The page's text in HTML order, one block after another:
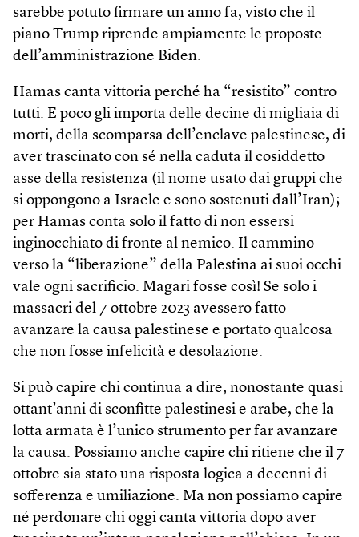
sarebbe potuto firmare un anno fa, visto che il
piano Trump riprende ampiamente le proposte
dell’amministrazione Biden.
Hamas canta vittoria perché ha “resistito” contro
tutti. E poco gli importa delle decine di migliaia di
morti, della scomparsa dell’enclave palestinese, di
aver trascinato con sé nella caduta il cosiddetto
asse della resistenza (il nome usato dai gruppi che
si oppongono a Israele e sono sostenuti dall’Iran);
per Hamas conta solo il fatto di non essersi
inginocchiato di fronte al nemico. Il cammino
verso la “liberazione” della Palestina ai suoi occhi
vale ogni sacrificio. Magari fosse così! Se solo i
massacri del 7 ottobre 2023 avessero fatto
avanzare la causa palestinese e portato qualcosa
che non fosse infelicità e desolazione.
Si può capire chi continua a dire, nonostante quasi
ottant’anni di sconfitte palestinesi e arabe, che la
lotta armata è l’unico strumento per far avanzare
la causa. Possiamo anche capire chi ritiene che il 7
ottobre sia stato una risposta logica a decenni di
sofferenza e umiliazione. Ma non possiamo capire
né perdonare chi oggi canta vittoria dopo aver